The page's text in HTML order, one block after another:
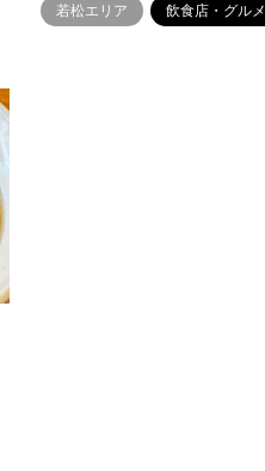
若松エリア 飲食店・グルメ